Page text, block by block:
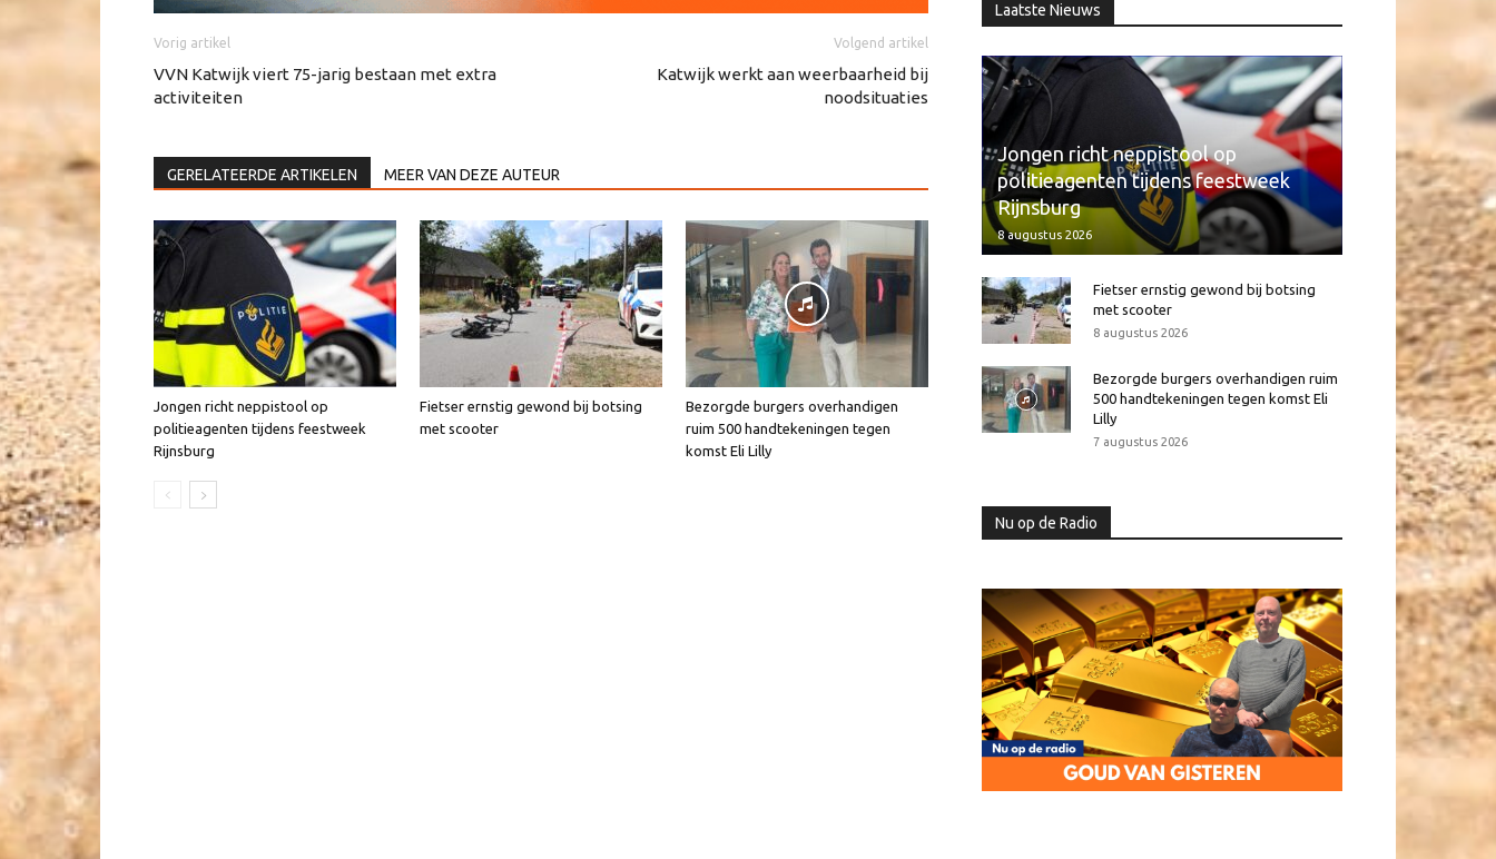
Vorig artikel
VVN Katwijk viert 75-jarig bestaan met extra
activiteiten
Volgend artikel
Katwijk werkt aan weerbaarheid bij
noodsituaties
GERELATEERDE ARTIKELEN MEER VAN DEZE AUTEUR
Jongen richt neppistool op
politieagenten tijdens feestweek
Rijnsburg
Fietser ernstig gewond bij botsing
met scooter
Bezorgde burgers overhandigen
ruim 500 handtekeningen tegen
komst Eli Lilly
Laatste Nieuws
Jongen richt neppistool op
politieagenten tijdens feestweek
Rijnsburg
8 augustus 2026
Fietser ernstig gewond bij botsing
met scooter
8 augustus 2026
Bezorgde burgers overhandigen ruim
500 handtekeningen tegen komst Eli
Lilly
7 augustus 2026
Nu op de Radio